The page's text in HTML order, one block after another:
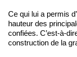
Ce qui lui a permis
hauteur des
confiées. C’est-à-
construction de la